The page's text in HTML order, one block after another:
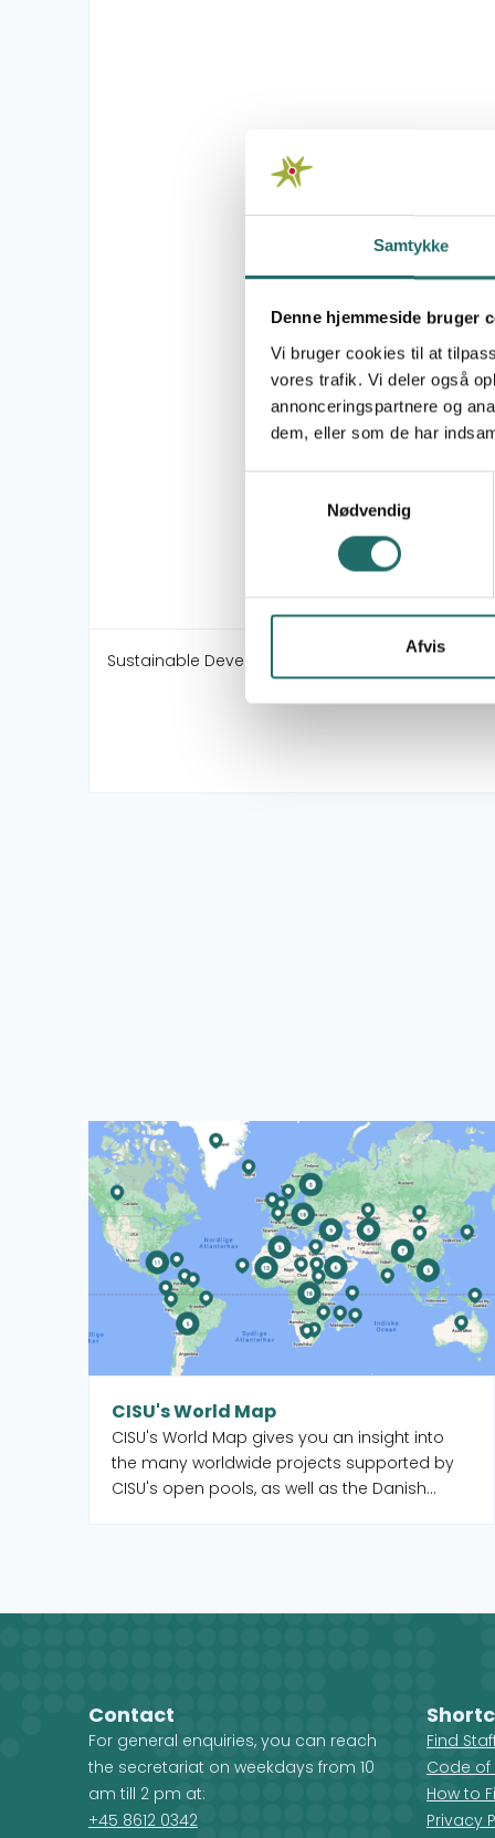
Samtykke
Denne hjemmeside bruger
Vi bruger cookies til at
vores trafik. Vi deler også
annonceringspartnere og
dem, eller som de har
Nødvendig
Afvis
Sustainable Development Goals:
CISU's World Map
CISU's World Map gives you an insight into
the many worldwide projects supported by
CISU's open pools, as well as the Danish
member organisations are active in that
Read more about CISU's World Map
Contact
For general enquiries, you can reach
the secretariat on weekdays from 10
am till 2 pm at:
+45 8612 0342
Find
Code
How to
Privacy